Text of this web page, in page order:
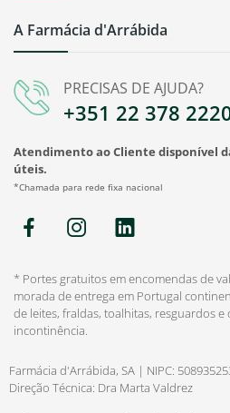
PRECISAS DE AJUDA?
+351 22 378
Atendimento ao Cliente disponível
úteis.
*Chamada para rede fixa nacional
A Farmácia d'Arrábida
* Portes gratuitos em encomendas de
morada de entrega em Portugal
de leites, fraldas, toalhitas, resguardos
incontinência.
Farmácia d'Arrábida, SA | NIPC:
Direção Técnica: Dra Marta Valdrez